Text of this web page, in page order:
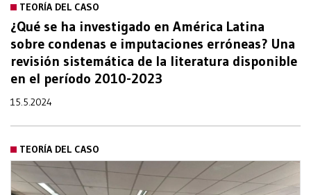
TEORÍA DEL CASO
¿Qué se ha investigado en América Latina
sobre condenas e imputaciones erróneas? Una
revisión sistemática de la literatura disponible
en el período 2010-2023
15.5.2024
TEORÍA DEL CASO